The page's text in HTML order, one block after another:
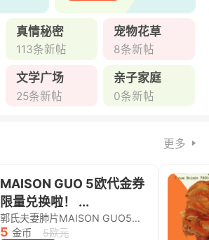
真情秘密
113条新帖
宠物花草
8条新帖
文学广场
25条新帖
亲子家庭
0条新帖
更多
MAISON GUO 5欧代金券
限量兑换啦！ ...
郭氏夫妻肺片MAISON GUO5欧代金券限量兑换啦！
5 金币
5欧元